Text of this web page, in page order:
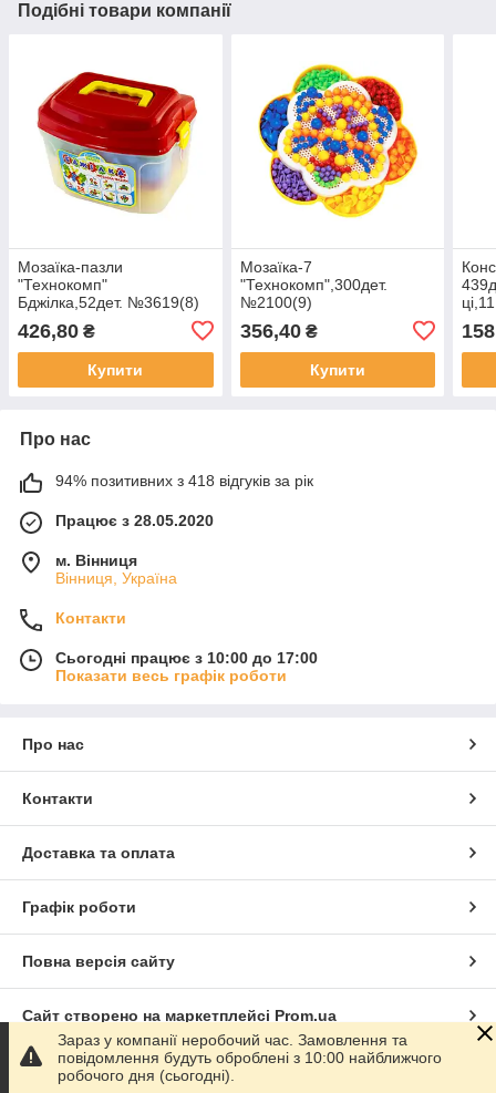
Подібні товари компанії
Мозаїка-пазли
"Технокомп"
Бджілка,52дет. №3619(8)
426,80 ₴
Купити
Мозаїка-7
"Технокомп",300дет.
№2100(9)
356,40₴
Купити
Про нас
94% позитивних з 418 відгуків за рік
Працює з 28.05.2020
м. Вінниця
Вінниця, Україна
Контакти
Сьогодні працює з 10:00 до 17:00
Показати весь графік роботи
Про нас
Контакти
Доставка та оплата
Графік роботи
Повна версія сайту
Сайт створено на маркетплейсі Prom.ua
Політика конфіденційності
Зараз у компанії неробочий час. Замовлення та
повідомлення будуть оброблені з 10:00 найближчого
робочого дня (сьогодні).